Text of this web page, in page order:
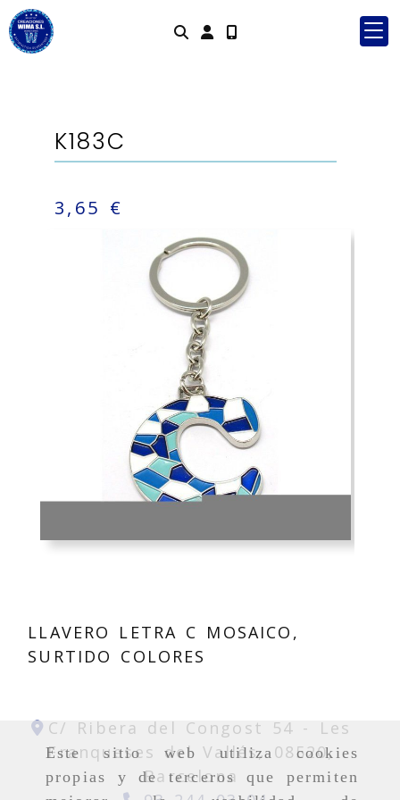
Este sitio web utiliza cookies
propias y de terceros que permiten
Identifícate
K183C
3,65 €
LLAVERO LETRA C MOSAICO,
SURTIDO COLORES
C/ Ribera del Congost 54 -
Les
Franqueses del Vallés, 08520,
Barcelona